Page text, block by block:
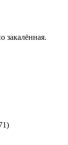
закалённая.